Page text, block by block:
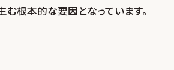
根本的な要因となっています。